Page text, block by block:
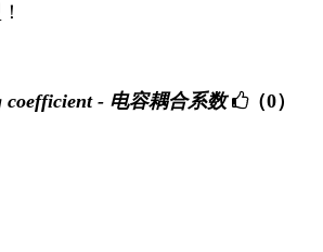
coefficient - 电容耦合系数
（0）